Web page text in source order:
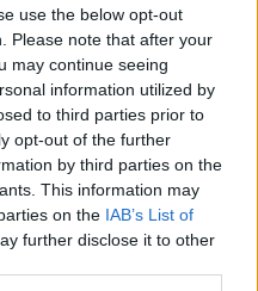
use the below opt-out
Please note that after your
may continue seeing
information utilized by
to third parties prior to
opt-out of the further
by third parties on the
This information may
on the IAB’s List of
further disclose it to other
territorio.
il rapporto con la
In preparazione del
anche la firma del
italiani rappresentativi di 7
rete e condividere a livello
di eventi e
grande attesa per questa
sotto il profilo qualitativo.